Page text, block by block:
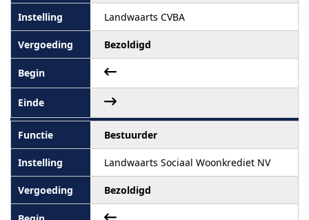
Landwaarts CVBA
Bezoldigd
Bestuurder
Landwaarts Sociaal Woonkrediet NV
Bezoldigd